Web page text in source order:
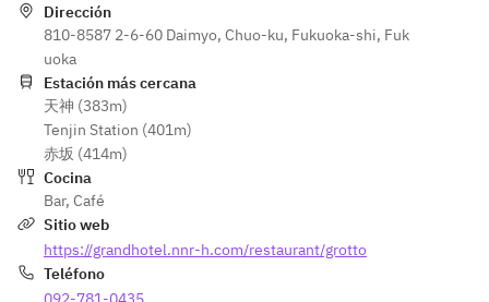
Dirección
810-8587 2-6-60 Daimyo, Chuo-ku, Fukuoka-shi, Fuk
uoka
Estación más cercana
天神 (383m)
Tenjin Station (401m)
赤坂 (414m)
Cocina
Bar, Café
Sitio web
https://grandhotel.nnr-h.com/restaurant/grotto
Teléfono